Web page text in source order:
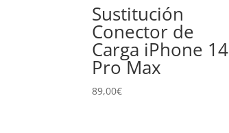
Sustitución
Conector de
Carga iPhone 14
Pro Max
89,00€